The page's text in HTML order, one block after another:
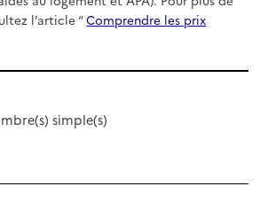
l’article “Comprendre les prix
simple(s)